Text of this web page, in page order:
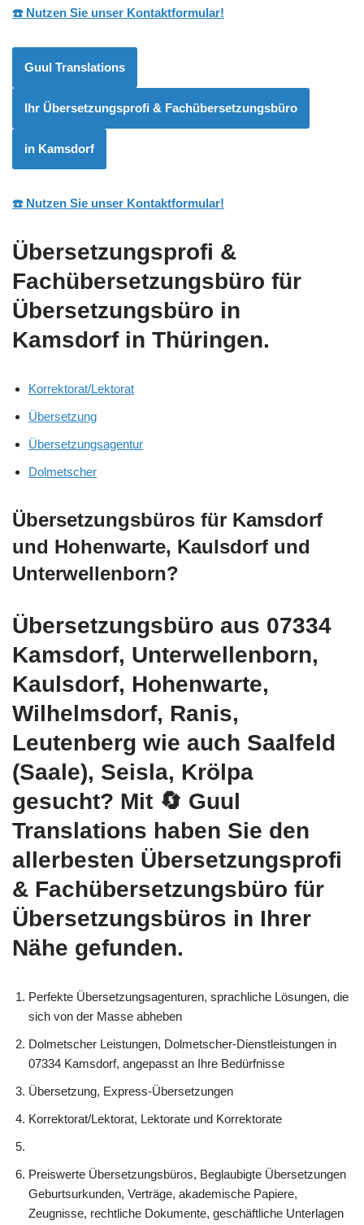
☎️ Nutzen Sie unser Kontaktformular!
Guul Translations
Ihr Übersetzungsprofi & Fachübersetzungsbüro
in Kamsdorf
☎️ Nutzen Sie unser Kontaktformular!
Übersetzungsprofi &
Fachübersetzungsbüro für
Übersetzungsbüro in
Kamsdorf in Thüringen.
Korrektorat/Lektorat
Übersetzung
Übersetzungsagentur
Dolmetscher
Übersetzungsbüros für Kamsdorf
und Hohenwarte, Kaulsdorf und
Unterwellenborn?
Übersetzungsbüro aus 07334
Kamsdorf, Unterwellenborn,
Kaulsdorf, Hohenwarte,
Wilhelmsdorf, Ranis,
Leutenberg wie auch Saalfeld
(Saale), Seisla, Krölpa
gesucht? Mit 🔄 Guul
Translations haben Sie den
allerbesten Übersetzungsprofi
& Fachübersetzungsbüro für
Übersetzungsbüros in Ihrer
Nähe gefunden.
Perfekte Übersetzungsagenturen, sprachliche Lösungen, die
sich von der Masse abheben
Dolmetscher Leistungen, Dolmetscher-Dienstleistungen in
07334 Kamsdorf, angepasst an Ihre Bedürfnisse
Übersetzung, Express-Übersetzungen
Korrektorat/Lektorat, Lektorate und Korrektorate
Preiswerte Übersetzungsbüros, Beglaubigte Übersetzungen
Geburtsurkunden, Verträge, akademische Papiere,
Zeugnisse, rechtliche Dokumente, geschäftliche Unterlagen